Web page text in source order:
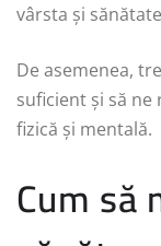
vârsta și
De asemenea,
suficient și să
fizică și mentală.
Cum să